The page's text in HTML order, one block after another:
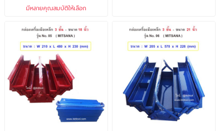
มีหลายคุณสมบัติให้เลือก